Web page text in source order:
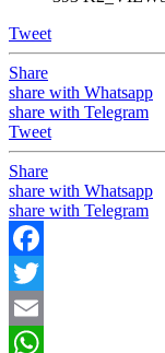
Tweet
Share
share with Whatsapp
share with Telegram
Tweet
Share
share with Whatsapp
share with Telegram
Facebook
Twitter
Email